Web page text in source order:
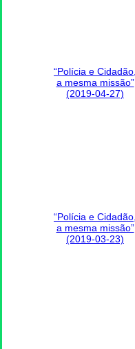
“Polícia e Cidadão,
a mesma missão”
(2019-04-27)
“Polícia e Cidadão,
a mesma missão”
(2019-03-23)